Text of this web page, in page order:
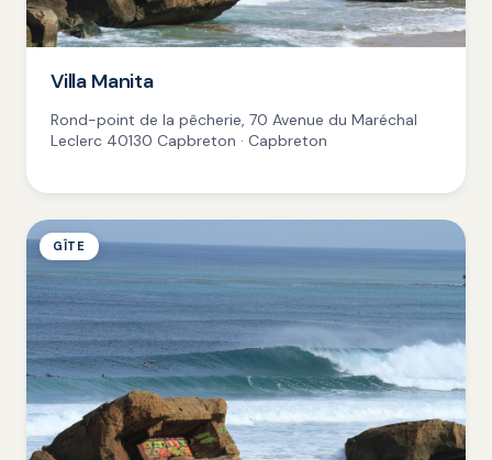
Villa Manita
Rond-point de la pêcherie, 70 Avenue du Maréchal
Leclerc 40130 Capbreton · Capbreton
GÎTE